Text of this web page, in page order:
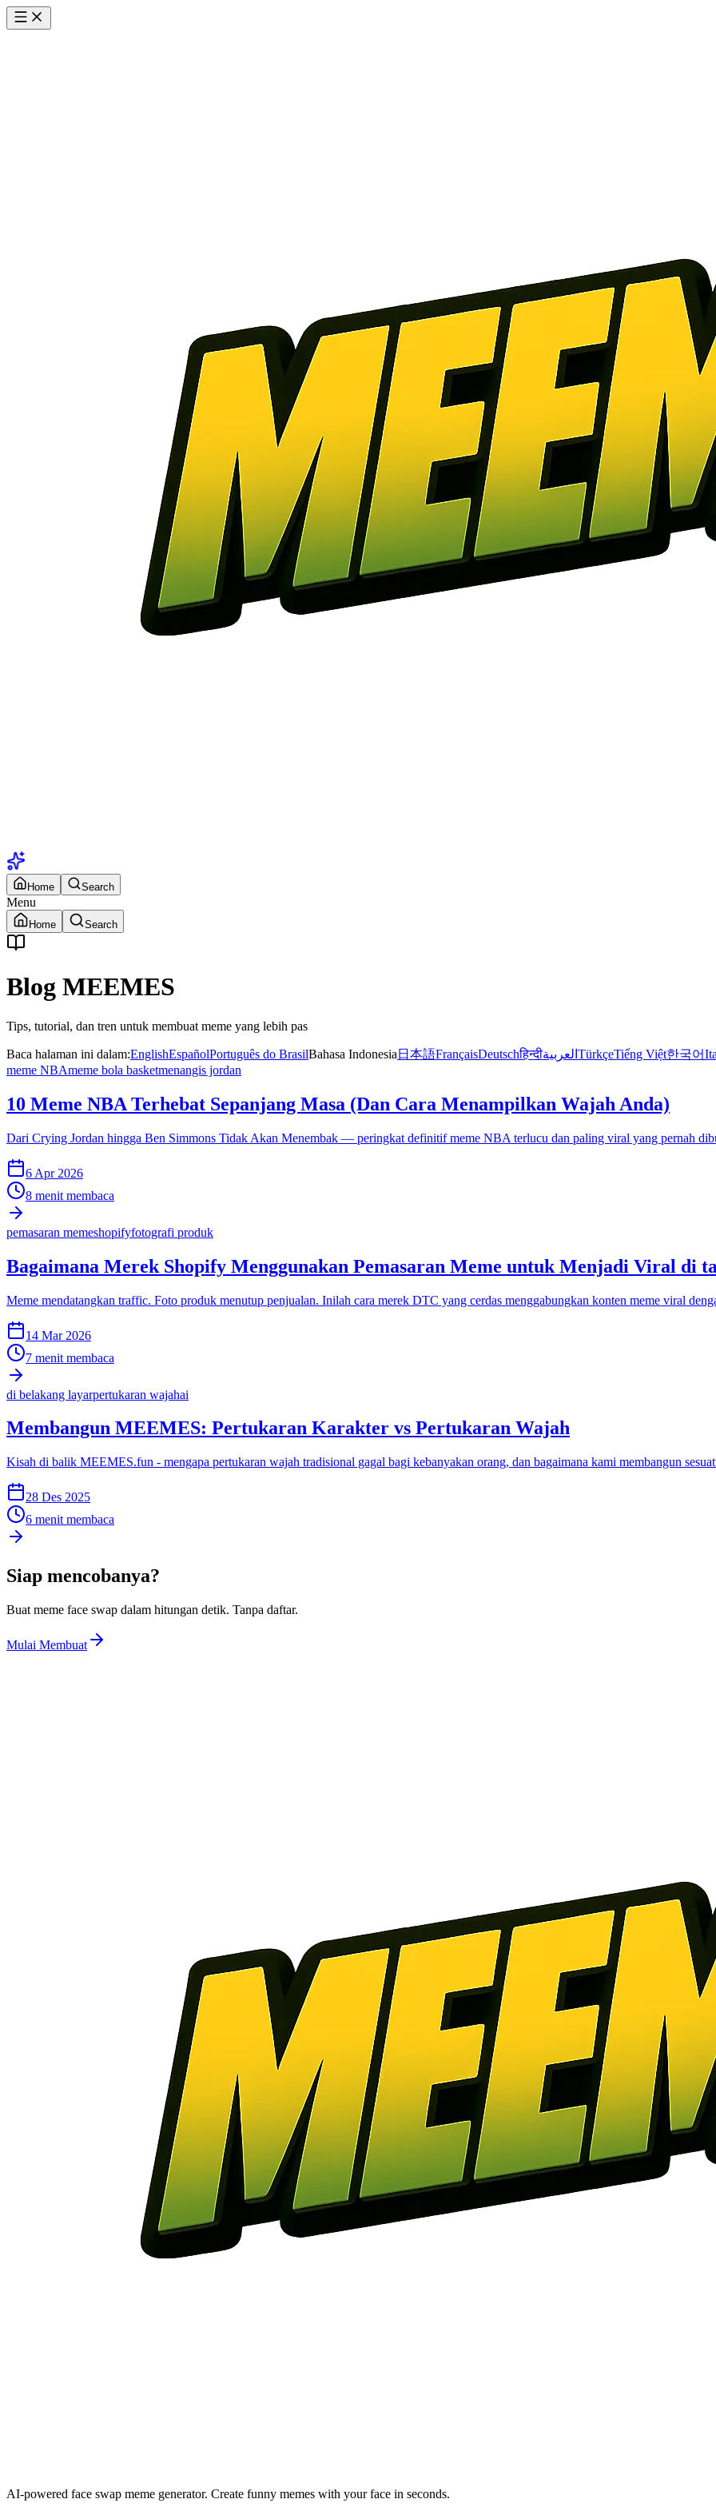
Home Search
Menu
Home Search
Blog MEEMES
Tips, tutorial, dan tren untuk membuat meme yang lebih pas
Baca halaman ini dalam:EnglishEspañolPortuguês do BrasilBahasa Indonesia 日本語FrançaisDeutschहिन्दीالعربية TürkçeTiếng Việt한국어
meme NBAmeme bola basketmenangis jordan
10 Meme NBA Terhebat Sepanjang Masa (Dan Cara Menampilkan Wajah Anda)
Dari Crying Jordan hingga Ben Simmons Tidak Akan Menembak — peringkat definitif meme NBA terlucu dan paling viral yang pernah
6 Apr 2026
8 menit membaca
pemasaran memeshopifyfotografi produk
Bagaimana Merek Shopify Menggunakan Pemasaran Meme untuk Menjadi Viral di
Meme mendatangkan traffic. Foto produk menutup penjualan. Inilah cara merek DTC yang cerdas menggabungkan konten meme viral
14 Mar 2026
7 menit membaca
di belakang layarpertukaran wajahai
Membangun MEEMES: Pertukaran Karakter vs Pertukaran Wajah
Kisah di balik MEEMES.fun - mengapa pertukaran wajah tradisional gagal bagi kebanyakan orang, dan bagaimana kami membangun
28 Des 2025
6 menit membaca
Siap mencobanya?
Buat meme face swap dalam hitungan detik. Tanpa daftar.
Mulai Membuat
AI-powered face swap meme generator. Create funny memes with your face in seconds.